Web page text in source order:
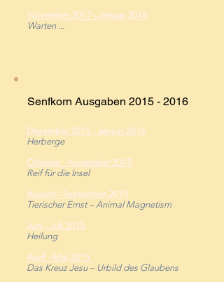
November 2017 - Januar 2018
Warten ...
Senfkorn Ausgaben 2015 - 2016
Dezember 2015 - Januar 2016
Herberge
Oktober - November 2015
Reif für die Insel
August - September 2015
Tierischer Ernst – Animal Magnetism
Juni - Juli 2015
Heilung
April - Mai 2015
Das Kreuz Jesu – Urbild des Glaubens